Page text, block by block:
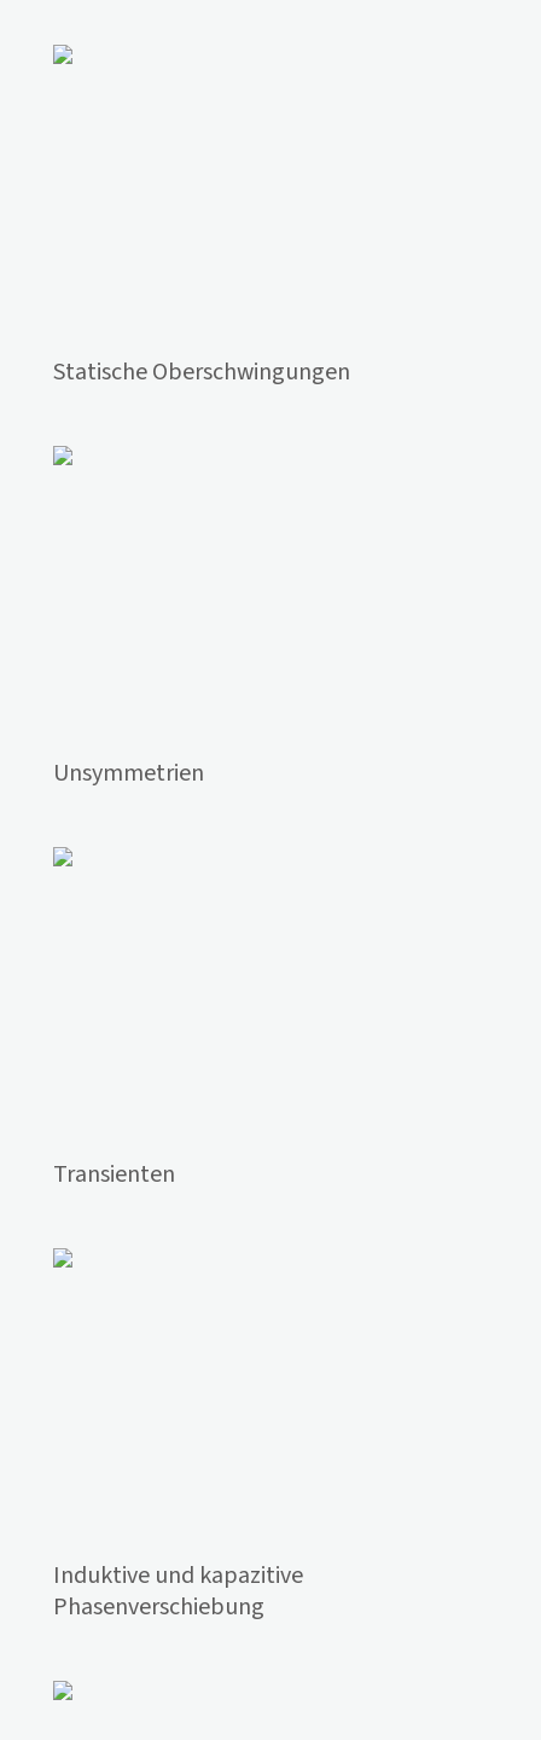
Statische Oberschwingungen
Unsymmetrien
Transienten
Induktive und kapazitive
Phasenverschiebung